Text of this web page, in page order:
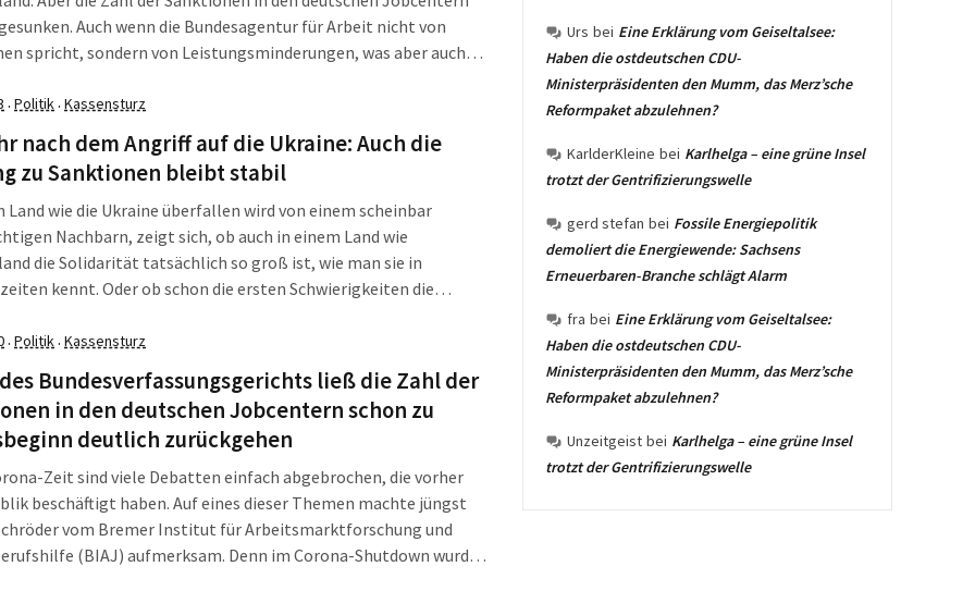
Auch wenn die Bundesagentur für Arbeit nicht von
spricht, sondern von Leistungsminderungen, was aber auch
haben im vergangenen […]
· Politik· Kassensturz
nach dem Angriff auf die Ukraine: Auch die
zu Sanktionen bleibt stabil
Land wie die Ukraine überfallen wird von einem scheinbar
Nachbarn, zeigt sich, ob auch in einem Land wie
die Solidarität tatsächlich so groß ist, wie man sie in
kennt. Oder ob schon die ersten Schwierigkeiten die
Krieges, veröffentlichte das DeZIM aktuelle […]
· Politik· Kassensturz
Bundesverfassungsgerichts ließ die Zahl der
in den deutschen Jobcentern schon zu
deutlich zurückgehen
Zeit sind viele Debatten einfach abgebrochen, die vorher
beschäftigt haben. Auf eines dieser Themen machte jüngst
vom Bremer Institut für Arbeitsmarktforschung und
(BIAJ) aufmerksam. Denn im Corona-Shutdown wurde
Urs bei Eine Erklärung vom Geiseltalsee:
Haben die ostdeutschen CDU-
Ministerpräsidenten den Mumm, das Merz’sche
Reformpaket abzulehnen?
KarlderKleine bei Karlhelga – eine grüne Insel
trotzt der Gentrifizierungswelle
gerd stefan bei Fossile Energiepolitik
demoliert die Energiewende: Sachsens
Erneuerbaren-Branche schlägt Alarm
fra bei Eine Erklärung vom Geiseltalsee:
Haben die ostdeutschen CDU-
Ministerpräsidenten den Mumm, das Merz’sche
Reformpaket abzulehnen?
Unzeitgeist bei Karlhelga – eine grüne Insel
trotzt der Gentrifizierungswelle